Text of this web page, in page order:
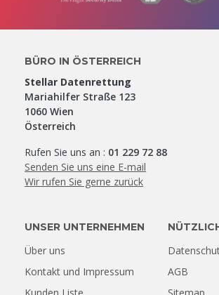
BÜRO IN ÖSTERREICH
Stellar Datenrettung
Mariahilfer Straße 123
1060 Wien
Österreich
Rufen Sie uns an : 01 229 72 88
Senden Sie uns eine E-mail
Wir rufen Sie gerne zurück
UNSER UNTERNEHMEN
Über uns
Kontakt und Impressum
AGB